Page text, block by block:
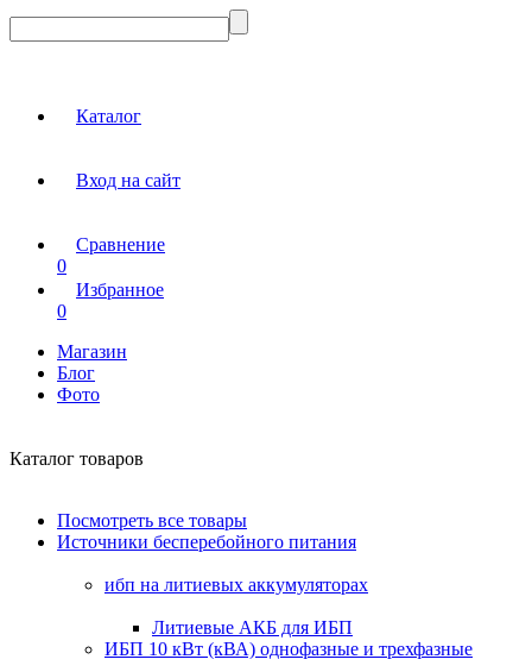
Каталог
Вход на сайт
Сравнение
0
Избранное
0
Магазин
Блог
Фото
Каталог товаров
Посмотреть все товары
Источники бесперебойного питания
ибп на литиевых аккумуляторах
Литиевые АКБ для ИБП
ИБП 10 кВт (кВА) однофазные и трехфазные